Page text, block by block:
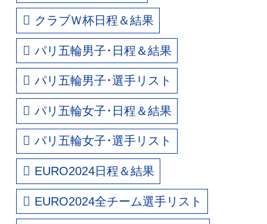
クラブＷ杯日程＆結果
パリ五輪男子･日程＆結果
パリ五輪男子･選手リスト
パリ五輪女子･日程＆結果
パリ五輪女子･選手リスト
EURO2024日程＆結果
EURO2024全チーム選手リスト